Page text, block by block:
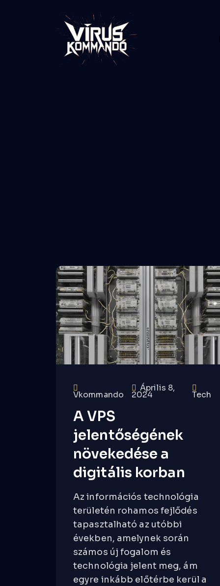
Vkommando
Április 8,
2024 Tech
A VPS
jelentőségének
növekedése a
digitális korban
Az információs technológia
területén rohamos fejlődés
tapasztalható az utóbbi
években, amelynek során
számos új fogalom és
technológia jelent meg, ám
egyre inkább előtérbe kerül a